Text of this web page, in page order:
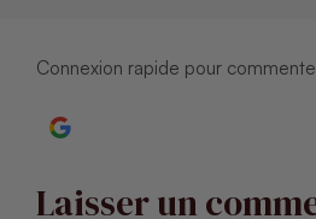
Connexion rapide pour
Laisser un